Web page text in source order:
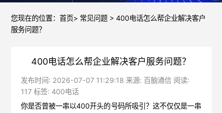
您现在的位置： 首页> 常见问题> 400电话怎么帮企业解决客户
服务问题？
400电话怎么帮企业解决客户服务问题？
发布时间: 2026-07-07 11:29:18 来源: 百脑通信 阅读:
117 标签: 400电话
你是否曾被一串以400开头的号码所吸引？这不仅仅是一串